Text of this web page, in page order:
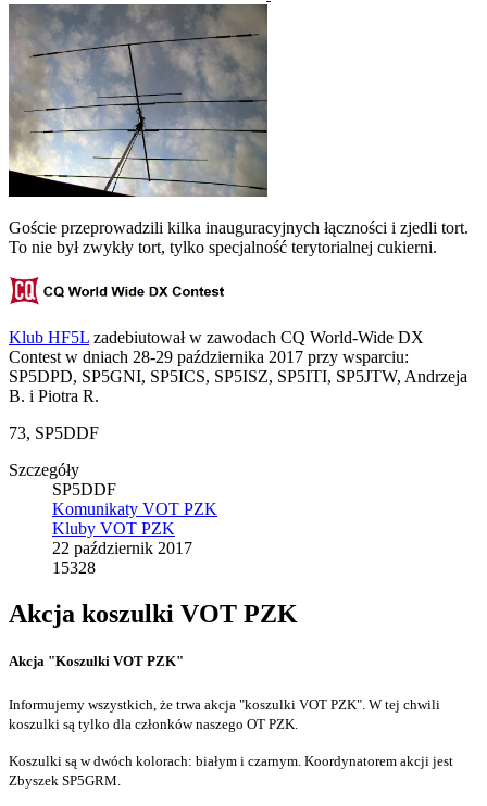
Goście przeprowadzili kilka inauguracyjnych łączności i zjedli tort.
To nie był zwykły tort, tylko specjalność terytorialnej cukierni.
Klub HF5L zadebiutował w zawodach CQ World-Wide DX
Contest w dniach 28-29 października 2017 przy wsparciu:
SP5DPD, SP5GNI, SP5ICS, SP5ISZ, SP5ITI, SP5JTW, Andrzeja
B. i Piotra R.
73, SP5DDF
Szczegóły
SP5DDF
Komunikaty VOT PZK
Kluby VOT PZK
22 październik 2017
15328
Akcja koszulki VOT PZK
Akcja "Koszulki VOT PZK"
Informujemy wszystkich, że trwa akcja "koszulki VOT PZK". W tej chwili
koszulki są tylko dla członków naszego OT PZK.
Koszulki są w dwóch kolorach: białym i czarnym. Koordynatorem akcji jest
Zbyszek SP5GRM.